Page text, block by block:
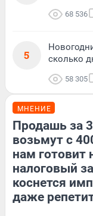
68 536
5
сколько
58 305
МНЕНИЕ
Продашь за
возьмут с
нам готовит
налоговый
коснется
даже